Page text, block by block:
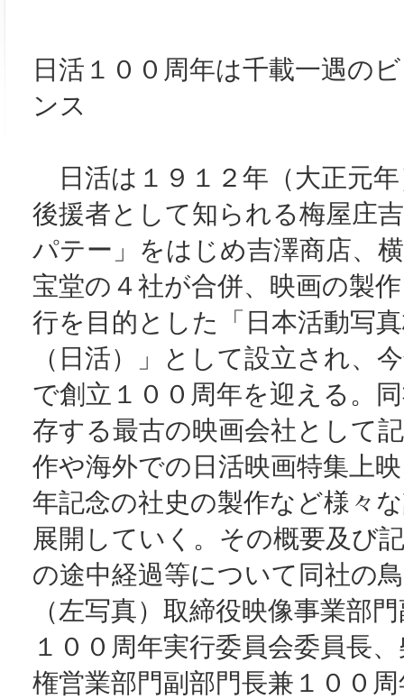
日活１００周年は千載一遇の
ンス
日活は１９１２年（大正元
後援者として知られる梅屋庄
パテー」をはじめ吉澤商店、
宝堂の４社が合併、映画の製
行を目的とした「日本活動写
（日活）」として設立され、
で創立１００周年を迎える。
存する最古の映画会社として
作や海外での日活映画特集上
年記念の社史の製作など様々
展開していく。その概要及び
の途中経過等について同社の
（左写真）取締役映像事業部
１００周年実行委員会委員長
権営業部門副部門長兼１００